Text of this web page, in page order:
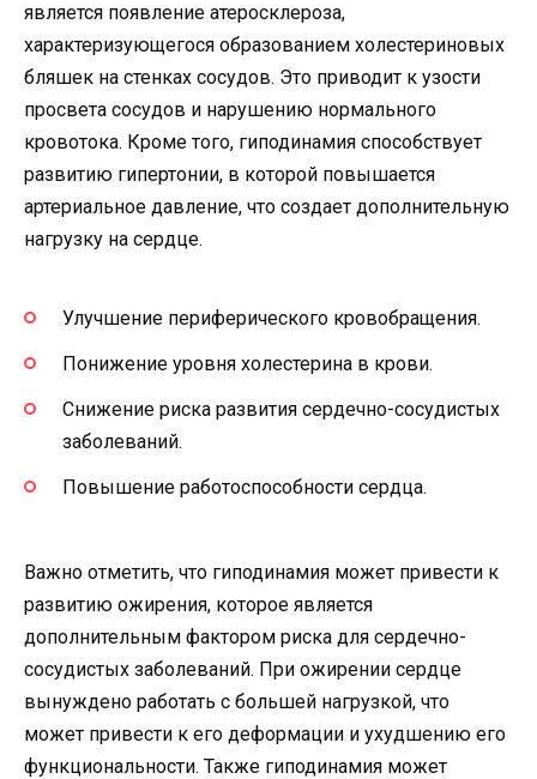
является появление атеросклероза,
характеризующегося образованием холестериновых
бляшек на стенках сосудов. Это приводит к узости
просвета сосудов и нарушению нормального
кровотока. Кроме того, гиподинамия способствует
развитию гипертонии, в которой повышается
артериальное давление, что создает дополнительную
нагрузку на сердце.
Улучшение периферического кровобращения.
Понижение уровня холестерина в крови.
Снижение риска развития сердечно-сосудистых
заболеваний.
Повышение работоспособности сердца.
Важно отметить, что гиподинамия может привести к
развитию ожирения, которое является
дополнительным фактором риска для сердечно-
сосудистых заболеваний. При ожирении сердце
вынуждено работать с большей нагрузкой, что
может привести к его деформации и ухудшению его
функциональности. Также гиподинамия может